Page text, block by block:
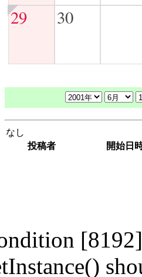
29 30
なし
投稿者
開始日